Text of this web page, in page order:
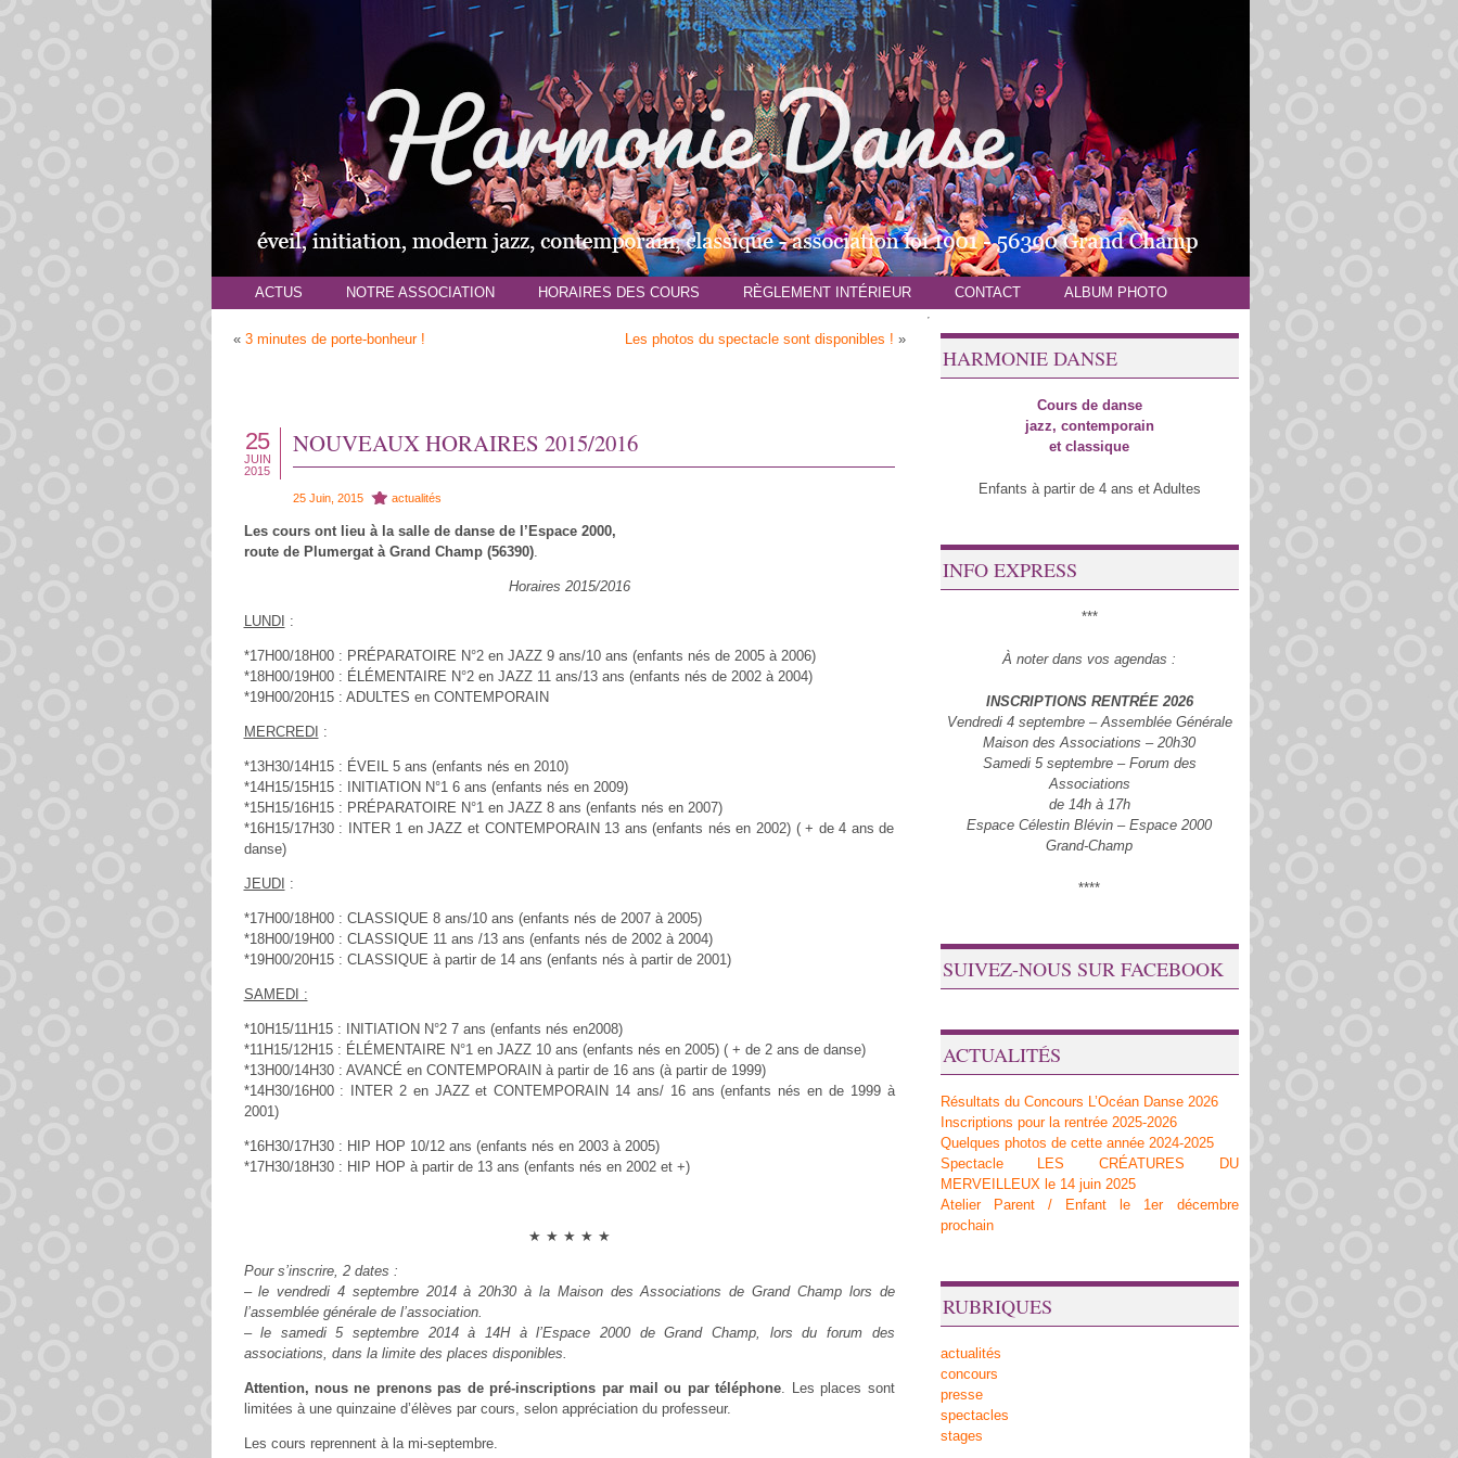
ACTUS NOTRE ASSOCIATION HORAIRES DES COURS RÈGLEMENT INTÉRIEUR CONTACT ALBUM PHOTO
« 3 minutes de porte-bonheur ! Les photos du spectacle sont disponibles ! »
NOUVEAUX HORAIRES 2015/2016
25
JUIN
2015
25 Juin, 2015 actualités
Les cours ont lieu à la salle de danse de l’Espace 2000,
route de Plumergat à Grand Champ (56390).
Horaires 2015/2016
LUNDI :
*17H00/18H00 : PRÉPARATOIRE N°2 en JAZZ 9 ans/10 ans (enfants nés de 2005 à 2006)
*18H00/19H00 : ÉLÉMENTAIRE N°2 en JAZZ 11 ans/13 ans (enfants nés de 2002 à 2004)
*19H00/20H15 : ADULTES en CONTEMPORAIN
MERCREDI :
*13H30/14H15 : ÉVEIL 5 ans (enfants nés en 2010)
*14H15/15H15 : INITIATION N°1 6 ans (enfants nés en 2009)
*15H15/16H15 : PRÉPARATOIRE N°1 en JAZZ 8 ans (enfants nés en 2007)
*16H15/17H30 : INTER 1 en JAZZ et CONTEMPORAIN 13 ans (enfants nés en 2002) ( + de 4 ans de
danse)
JEUDI :
*17H00/18H00 : CLASSIQUE 8 ans/10 ans (enfants nés de 2007 à 2005)
*18H00/19H00 : CLASSIQUE 11 ans /13 ans (enfants nés de 2002 à 2004)
*19H00/20H15 : CLASSIQUE à partir de 14 ans (enfants nés à partir de 2001)
SAMEDI :
*10H15/11H15 : INITIATION N°2 7 ans (enfants nés en2008)
*11H15/12H15 : ÉLÉMENTAIRE N°1 en JAZZ 10 ans (enfants nés en 2005) ( + de 2 ans de danse)
*13H00/14H30 : AVANCÉ en CONTEMPORAIN à partir de 16 ans (à partir de 1999)
*14H30/16H00 : INTER 2 en JAZZ et CONTEMPORAIN 14 ans/ 16 ans (enfants nés en de 1999 à
2001)
*16H30/17H30 : HIP HOP 10/12 ans (enfants nés en 2003 à 2005)
*17H30/18H30 : HIP HOP à partir de 13 ans (enfants nés en 2002 et +)
★ ★ ★ ★ ★
Pour s’inscrire, 2 dates :
– le vendredi 4 septembre 2014 à 20h30 à la Maison des Associations de Grand Champ lors de
l’assemblée générale de l’association.
– le samedi 5 septembre 2014 à 14H à l’Espace 2000 de Grand Champ, lors du forum des
associations, dans la limite des places disponibles.
Attention, nous ne prenons pas de pré-inscriptions par mail ou par téléphone. Les places sont
limitées à une quinzaine d’élèves par cours, selon appréciation du professeur.
Les cours reprennent à la mi-septembre.
HARMONIE DANSE
Cours de danse
jazz, contemporain
et classique
Enfants à partir de 4 ans et Adultes
INFO EXPRESS
***
À noter dans vos agendas :
INSCRIPTIONS RENTRÉE 2026
Vendredi 4 septembre – Assemblée Générale
Maison des Associations – 20h30
Samedi 5 septembre – Forum des
Associations
de 14h à 17h
Espace Célestin Blévin – Espace 2000
Grand-Champ
****
SUIVEZ-NOUS SUR FACEBOOK
ACTUALITÉS
Résultats du Concours L’Océan Danse 2026
Inscriptions pour la rentrée 2025-2026
Quelques photos de cette année 2024-2025
Spectacle LES CRÉATURES DU
MERVEILLEUX le 14 juin 2025
Atelier Parent / Enfant le 1er décembre
prochain
RUBRIQUES
actualités
concours
presse
spectacles
stages